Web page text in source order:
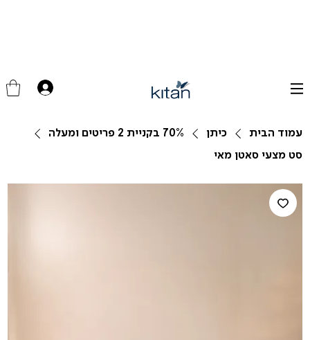
עמוד הבית כיתן
70% בקניית 2 פריטים ומעלה
סט מצעי סאטן מאי